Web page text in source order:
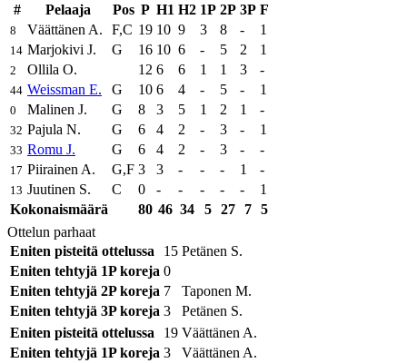
# Pelaaja Pos P H1 H2 1P 2P 3P F
8 Väättänen A. F,C 19 10 9 3 8 - 1
14 Marjokivi J. G 16 10 6 - 5 2 1
2 Ollila O. 12 6 6 1 1 3 -
44 Weissman E. G 10 6 4 - 5 - 1
0 Malinen J. G 8 3 5 1 2 1 -
32 Pajula N. G 6 4 2 - 3 - 1
33 Romu J. G 6 4 2 - 3 - -
17 Piirainen A. G,F 3 3 - - - 1 -
13 Juutinen S. C 0 - - - - -
1
Kokonaismäärä
80 46 34 5 27 7 5
Ottelun parhaat
Eniten pisteitä ottelussa
15 Petänen S.
Eniten tehtyjä 1P koreja 0
Eniten tehtyjä 2P koreja 7
Taponen M.
Eniten tehtyjä 3P koreja 3
Petänen S.
Eniten pisteitä ottelussa
19 Väättänen A.
Eniten tehtyjä 1P koreja 3
Väättänen A.